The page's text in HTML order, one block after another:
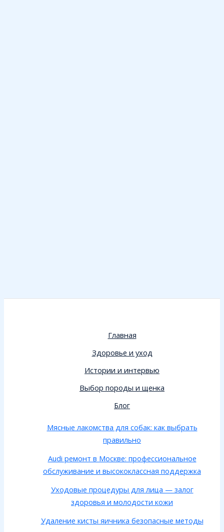
Главная
Здоровье и уход
Истории и интервью
Выбор породы и щенка
Блог
Мясные лакомства для собак: как выбрать
правильно
Audi ремонт в Москве: профессиональное
обслуживание и высококлассная поддержка
Уходовые процедуры для лица — залог
здоровья и молодости кожи
Удаление кисты яичника безопасные методы